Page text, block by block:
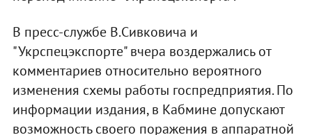
В пресс-службе В.Сивковича и
"Укрспецэкспорте" вчера воздержались от
комментариев относительно вероятного
изменения схемы работы госпредприятия. По
информации издания, в Кабмине допускают
возможность своего поражения в аппаратной